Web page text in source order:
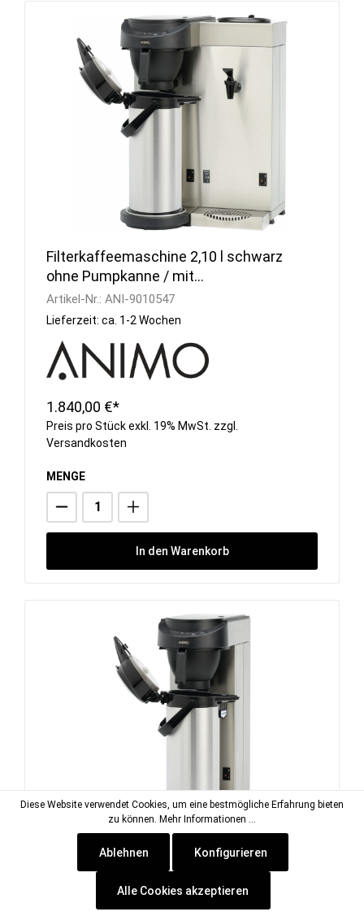
Filterkaffeemaschine 2,10 l schwarz
ohne Pumpkanne / mit
Wasseranschluss
Artikel-Nr.: ANI-9010547
Lieferzeit: ca. 1-2 Wochen
1.840,00 €*
Preis pro Stück exkl. 19% MwSt. zzgl.
Versandkosten
MENGE
In den Warenkorb
Filterkaffeemaschine 2,10 l schwarz
ohne Pumpkanne / mit
Wasseranschluss
ANI-9010572
Diese Website verwendet Cookies, um eine bestmögliche Erfahrung bieten
zu können. Mehr Informationen ...
Ablehnen Konfigurieren
Alle Cookies akzeptieren